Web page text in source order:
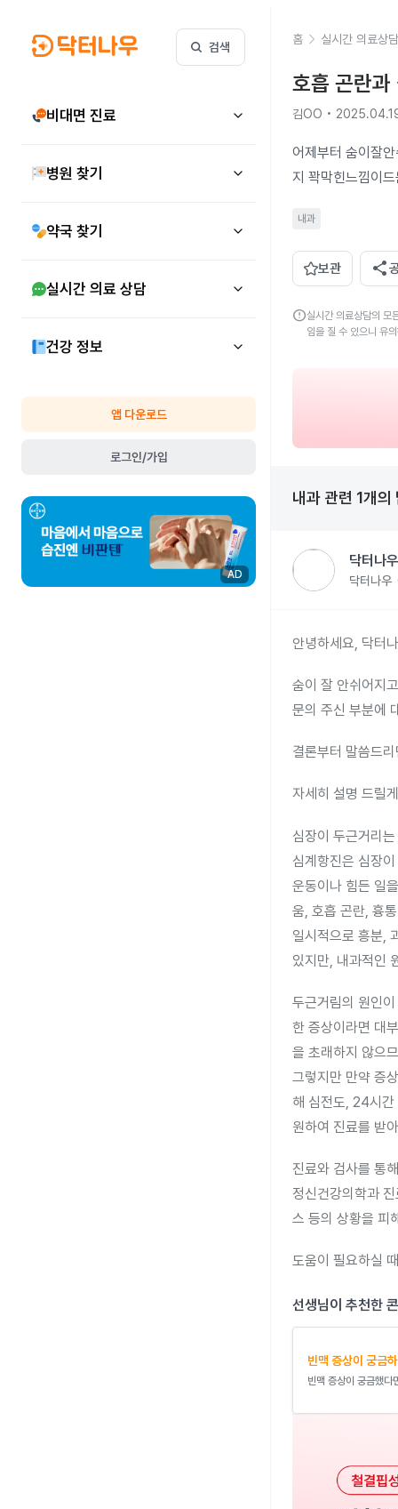
검색
비대면 진료
병원 찾기
약국 찾기
실시간 의료 상담
건강 정보
앱 다운로드
로그인/가입
AD
홈 실시간 의료상담
호흡 곤란
김OO •
어제부터 숨이잘
지 꽉막힌느낌이
내과
보관 share
error실시간 의료상담의 모
임을 질 수 있으니 유
내과 관련 1개의
닥터나
닥터나우
안녕하세요, 닥터
숨이 잘 안쉬어지
문의 주신 부분에
결론부터 말씀드
자세히 설명 드릴
심장이 두근거리
심계항진은 심장
운동이나 힘든 일
움, 호흡 곤란, 흉
일시적으로 흥분,
있지만, 내과적인
두근거림의 원인
한 증상이라면 대
을 초래하지 않으
그렇지만 만약 증
해 심전도, 24시간
원하여 진료를 받
진료와 검사를 통
정신건강의학과
스 등의 상황을 피
도움이 필요하실
선생님이 추천한
빈맥 증상이 궁금
빈맥 증상이 궁금했다